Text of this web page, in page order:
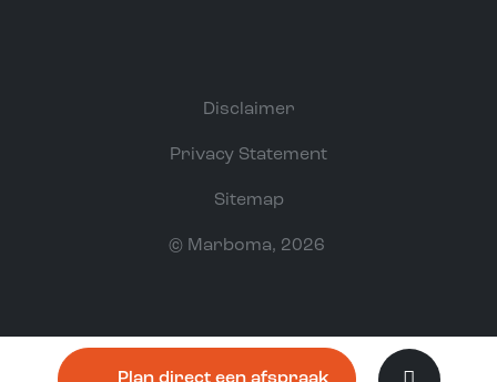
© Marboma, 2026
Disclaimer
Privacy Statement
Sitemap